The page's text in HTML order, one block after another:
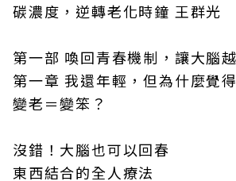
碳濃度，逆轉老化時鐘 王群光
第一部 喚回青春機制，讓大腦
第一章 我還年輕，但為什麼覺
變老＝變笨？
沒錯！大腦也可以回春
東西結合的全人療法